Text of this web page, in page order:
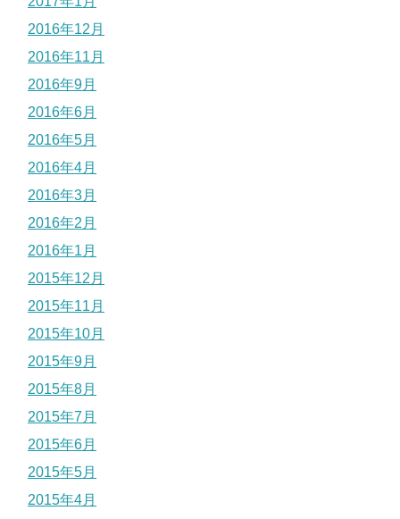
2016年12月
2016年11月
2016年9月
2016年6月
2016年5月
2016年4月
2016年3月
2016年2月
2016年1月
2015年12月
2015年11月
2015年10月
2015年9月
2015年8月
2015年7月
2015年6月
2015年5月
2015年4月